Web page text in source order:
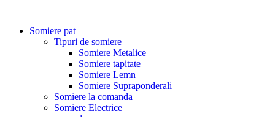
Somiere pat
Tipuri de somiere
Somiere Metalice
Somiere tapitate
Somiere Lemn
Somiere Supraponderali
Somiere la comanda
Somiere Electrice